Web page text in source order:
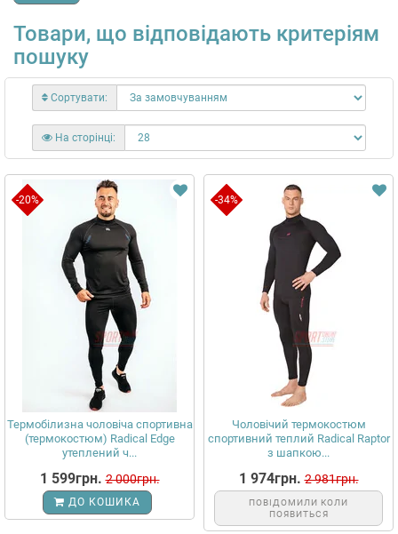
Товари, що відповідають критеріям
пошуку
Сортувати:
На сторінці:
-20%
Термобілизна чоловіча спортивна
(термокостюм) Radical Edge
утеплений ч...
1 599грн. 2 000грн.
ДО КОШИКА
-34%
Чоловічий термокостюм
спортивний теплий Radical Raptor
з шапкою...
1 974грн. 2 981грн.
ПОВІДОМИЛИ КОЛИ
ПОЯВИТЬСЯ